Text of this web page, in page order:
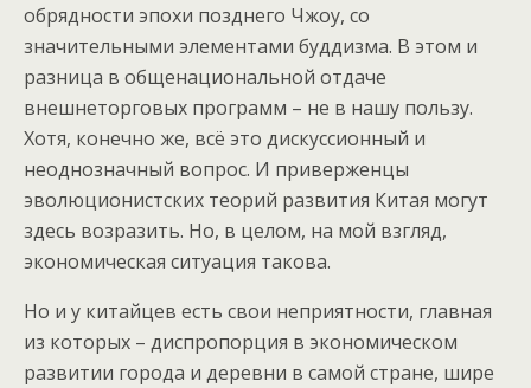
обрядности эпохи позднего Чжоу, со
значительными элементами буддизма. В этом и
разница в общенациональной отдаче
внешнеторговых программ – не в нашу пользу.
Хотя, конечно же, всё это дискуссионный и
неоднозначный вопрос. И приверженцы
эволюционистских теорий развития Китая могут
здесь возразить. Но, в целом, на мой взгляд,
экономическая ситуация такова.
Но и у китайцев есть свои неприятности, главная
из которых – диспропорция в экономическом
развитии города и деревни в самой стране, шире